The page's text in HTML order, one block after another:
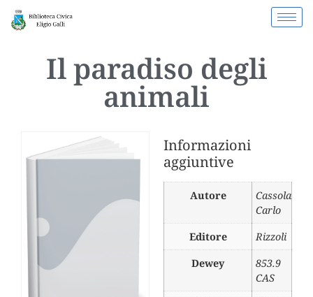
Il paradiso degli
animali
Informazioni
aggiuntive
Autore
Cassola
Carlo
Editore
Rizzoli
Dewey
853.9
CAS